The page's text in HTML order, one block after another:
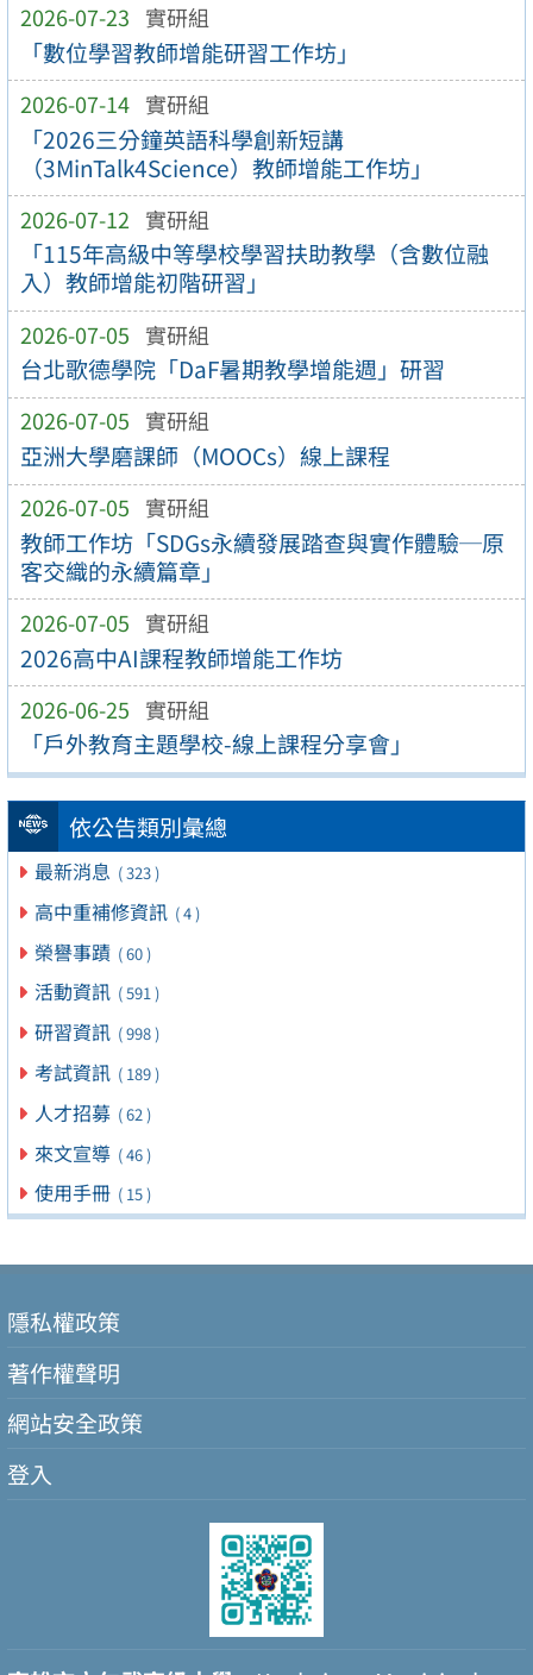
2026-07-23 實研組
「數位學習教師增能研習工作坊」
2026-07-14 實研組
「2026三分鐘英語科學創新短講
（3MinTalk4Science）教師增能工作坊」
2026-07-12 實研組
「115年高級中等學校學習扶助教學（含數位融
入）教師增能初階研習」
2026-07-05 實研組
台北歌德學院「DaF暑期教學增能週」研習
2026-07-05 實研組
亞洲大學磨課師（MOOCs）線上課程
2026-07-05 實研組
教師工作坊「SDGs永續發展踏查與實作體驗─原
客交織的永續篇章」
2026-07-05 實研組
2026高中AI課程教師增能工作坊
2026-06-25 實研組
「戶外教育主題學校-線上課程分享會」
依公告類別彙總
最新消息 ( 323 )
高中重補修資訊 ( 4 )
榮譽事蹟 ( 60 )
活動資訊 ( 591 )
研習資訊 ( 998 )
考試資訊 ( 189 )
人才招募 ( 62 )
來文宣導 ( 46 )
使用手冊 ( 15 )
隱私權政策
著作權聲明
網站安全政策
登入